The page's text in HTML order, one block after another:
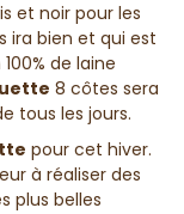
et noir pour les
ira bien et qui est
de laine
8 côtes sera
tous les jours.
pour cet hiver.
à réaliser des
plus belles